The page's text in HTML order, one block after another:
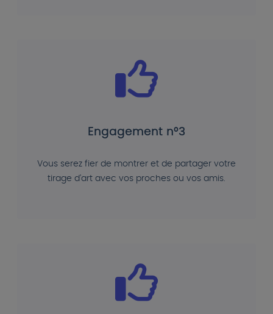
Engagement n°3
Vous serez fier de montrer et de partager votre
tirage d'art avec vos proches ou vos amis.